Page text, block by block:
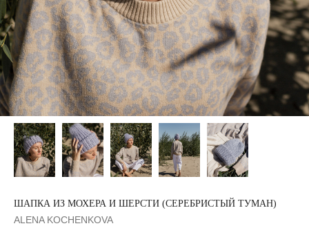
ШАПКА ИЗ МОХЕРА И ШЕРСТИ (СЕРЕБРИСТЫЙ ТУМАН)
ALENA KOCHENKOVA